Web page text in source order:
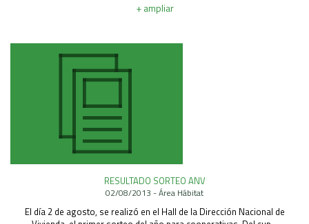
+ ampliar
RESULTADO SORTEO ANV
02/08/2013 - Área Hábitat
El día 2 de agosto, se realizó en el Hall de la Dirección Nacional de